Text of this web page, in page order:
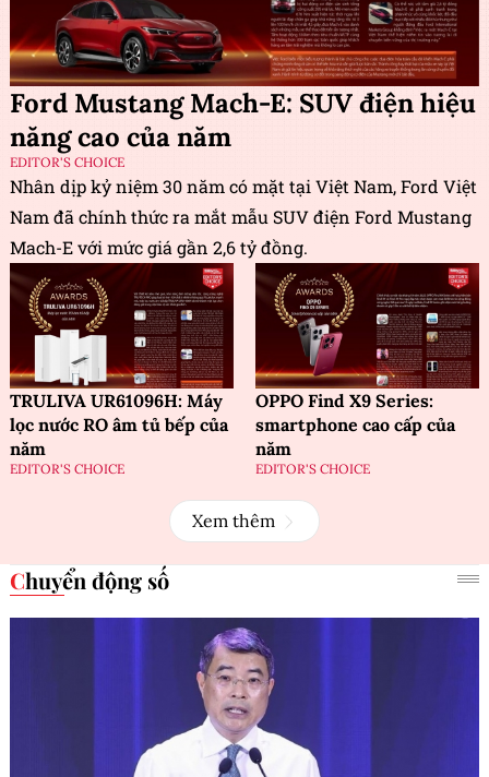
Ford Mustang Mach-E: SUV điện hiệu
năng cao của năm
EDITOR'S CHOICE
Nhân dịp kỷ niệm 30 năm có mặt tại Việt Nam, Ford Việt
Nam đã chính thức ra mắt mẫu SUV điện Ford Mustang
Mach-E với mức giá gần 2,6 tỷ đồng.
TRULIVA UR61096H: Máy
lọc nước RO âm tủ bếp của
năm
EDITOR'S CHOICE
OPPO Find X9 Series:
smartphone cao cấp của
năm
EDITOR'S CHOICE
Xem thêm
Chuyển động số